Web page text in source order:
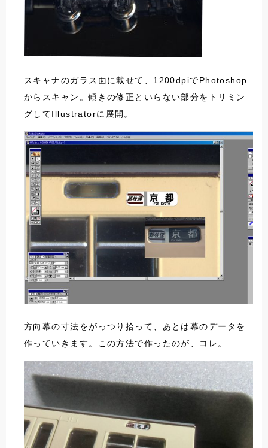
スキャナのガラス面に載せて、1200dpiでPhotoshop
からスキャン。傾きの修正といらない部分をトリミン
グしてIllustratorに展開。
方向幕の寸法をがっつり拾って、あとは幕のデータを
作っていきます。この方法で作ったのが、コレ。